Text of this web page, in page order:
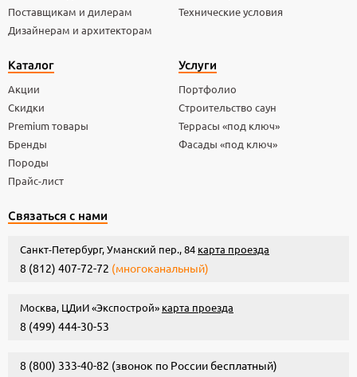
Поставщикам и дилерам
Дизайнерам и архитекторам
Технические условия
Каталог
Акции
Скидки
Premium товары
Бренды
Породы
Прайс-лист
Услуги
Портфолио
Строительство саун
Террасы «под ключ»
Фасады «под ключ»
Связаться с нами
Санкт-Петербург, Уманский пер., 84 карта проезда
8 (812) 407-72-72 (многоканальный)
Москва, ЦДиИ «Экспострой» карта проезда
8 (499) 444-30-53
8 (800) 333-40-82 (звонок по России бесплатный)